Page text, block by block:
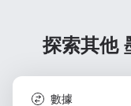
探索其他
數據